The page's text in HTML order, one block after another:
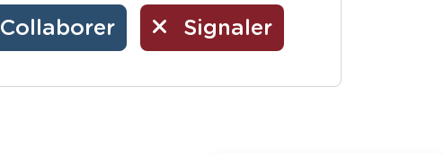
Collaborer Signaler